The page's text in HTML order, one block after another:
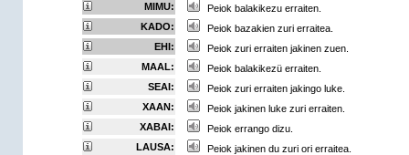
MIMU:
Peiok balakikezu erraiten.
KADO:
Peiok bazakien zuri erraitea.
EHI:
Peiok zuri erraiten jakinen zuen.
MAAL:
Peiok balakikezü erraiten.
SEAI:
Peiok zuri erraiten jakingo luke.
XAAN:
Peiok jakinen luke zuri erraiten.
XABAI:
Peiok errango dizu.
LAUSA:
Peiok jakinen du zuri ori erraitea.